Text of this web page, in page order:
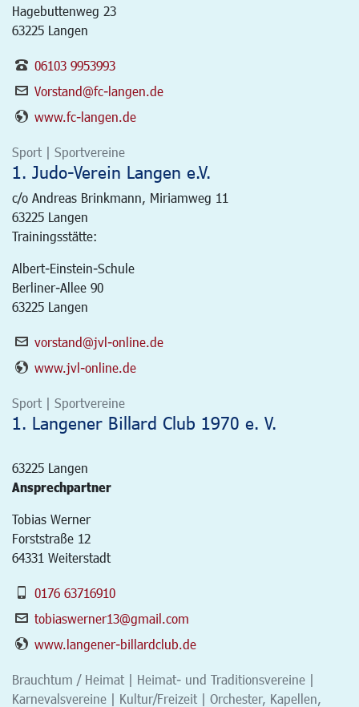
Hagebuttenweg 23
63225 Langen
06103 9953993
Vorstand@fc-langen.de
www.fc-langen.de
Sport | Sportvereine
1. Judo-Verein Langen e.V.
c/o Andreas Brinkmann, Miriamweg 11
63225 Langen
Trainingsstätte:
Albert-Einstein-Schule
Berliner-Allee 90
63225 Langen
vorstand@jvl-online.de
www.jvl-online.de
Sport | Sportvereine
1. Langener Billard Club 1970 e. V.
63225 Langen
Ansprechpartner
Tobias Werner
Forststraße 12
64331 Weiterstadt
0176 63716910
tobiaswerner13@gmail.com
www.langener-billardclub.de
Brauchtum / Heimat | Heimat- und Traditionsvereine |
Karnevalsvereine | Kultur/Freizeit | Orchester, Kapellen,